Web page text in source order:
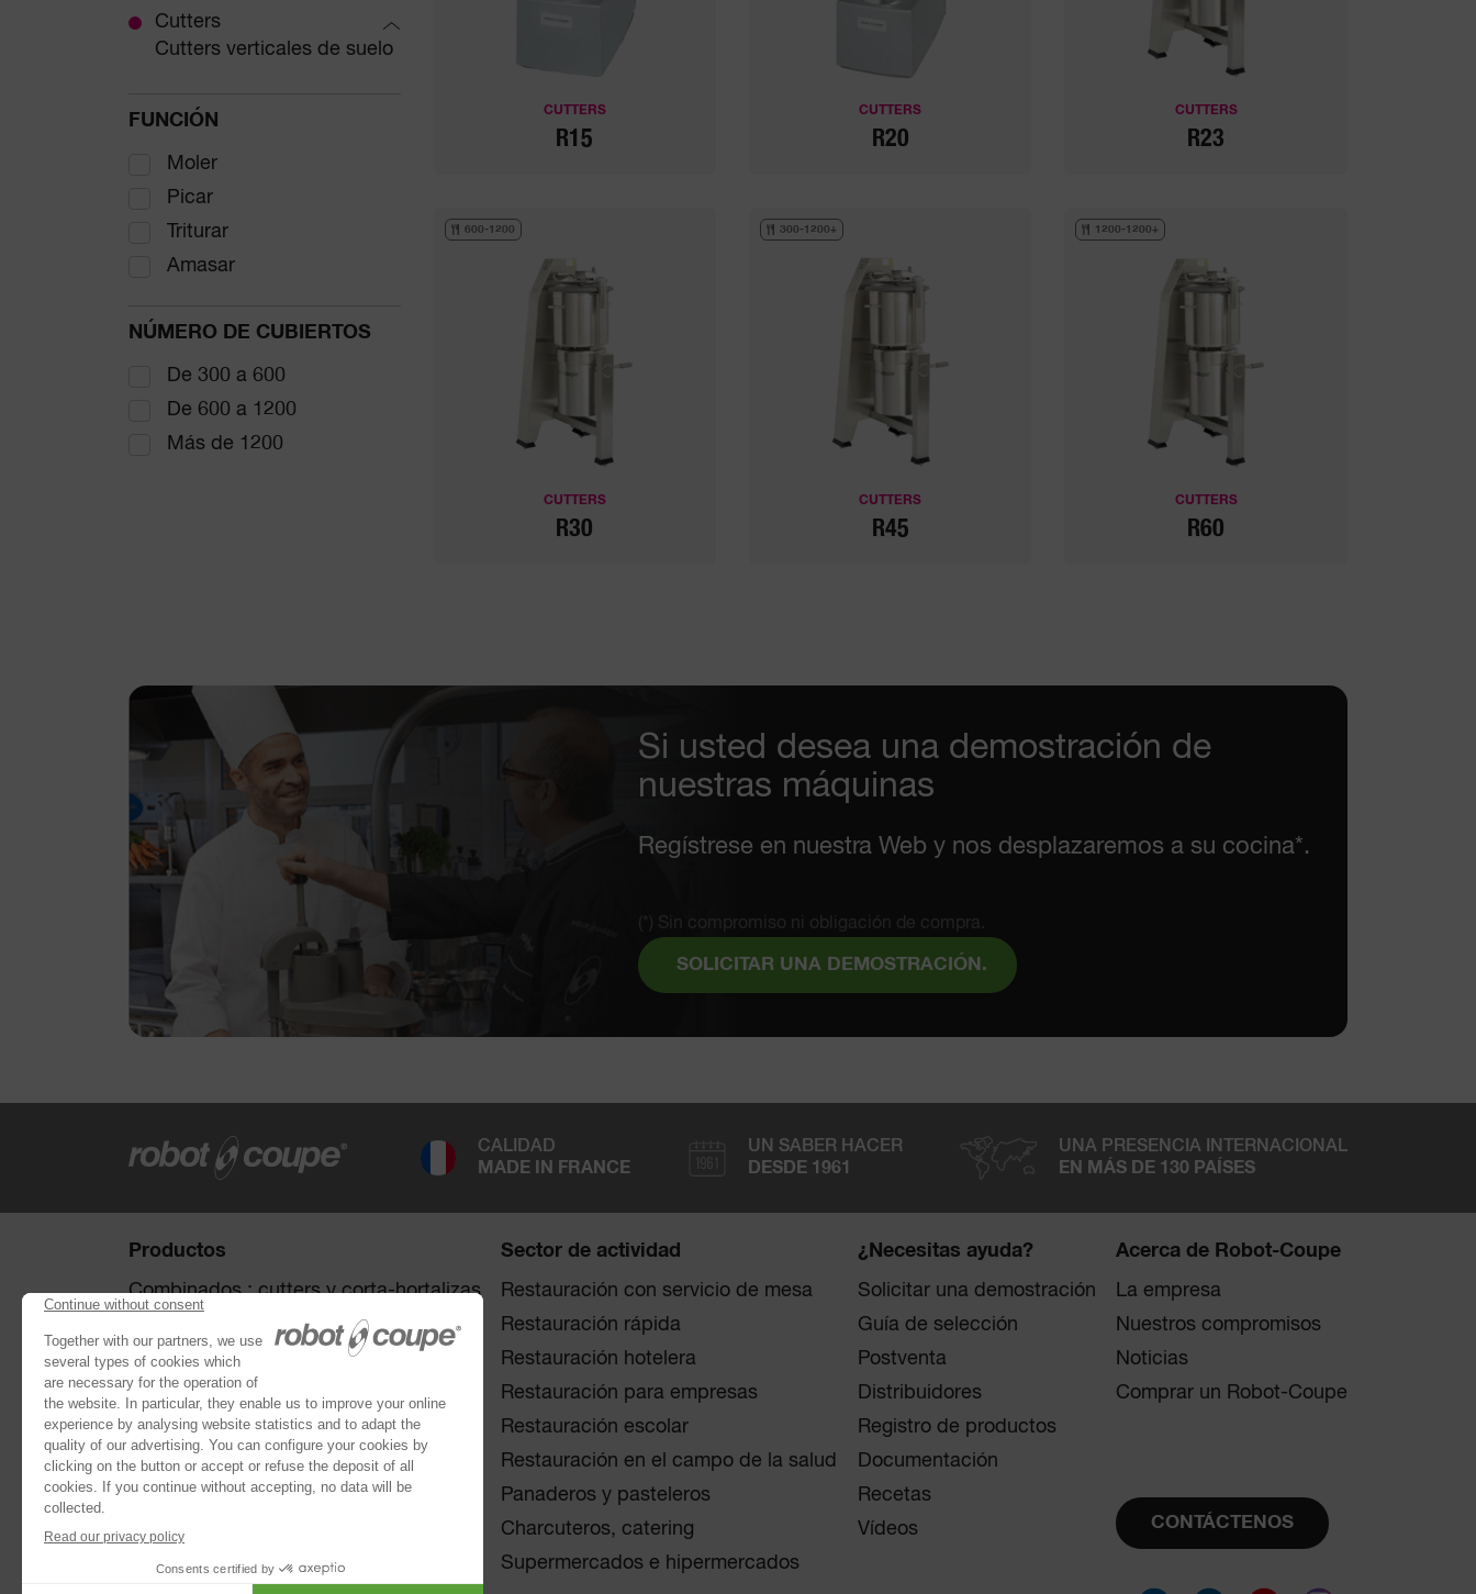
Cutters
Cutters verticales de suelo
FUNCIÓN
Moler
Picar
Triturar
Amasar
NÚMERO DE CUBIERTOS
De 300 a 600
De 600 a 1200
Más de 1200
CUTTERS
R15
CUTTERS
R20
CUTTERS
R23
600-1200
CUTTERS
R30
300-1200+
CUTTERS
R45
1200-1200+
CUTTERS
R60
Si usted desea una demostración de
nuestras máquinas
Regístrese en nuestra Web y nos desplazaremos a su cocina*.
(*) Sin compromiso ni obligación de compra.
SOLICITAR UNA DEMOSTRACIÓN.
CALIDAD
MADE IN FRANCE
UN SABER HACER
DESDE 1961
UNA PRESENCIA INTERNACIONAL
EN MÁS DE 130 PAÍSES
Productos
Combinados : cutters y corta-hortalizas
Colección de discos
Corta-hortalizas
Cutters
Robot Cook ®
Blixer
Kitchen Blenders
Brazos trituradores
Extractores de jugos
Sector de actividad
Restauración con servicio de mesa
Restauración rápida
Restauración hotelera
Restauración para empresas
Restauración escolar
Restauración en el campo de la salud
Panaderos y pasteleros
Charcuteros, catering
Supermercados e hipermercados
¿Necesitas ayuda?
Solicitar una demostración
Guía de selección
Postventa
Distribuidores
Registro de productos
Documentación
Recetas
Vídeos
Acerca de Robot-Coupe
La empresa
Nuestros compromisos
Noticias
Comprar un Robot-Coupe
CONTÁCTENOS